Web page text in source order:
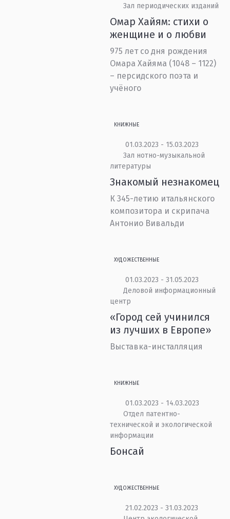
Зал периодических изданий
Омар Хайям: стихи о
женщине и о любви
975 лет со дня рождения
Омара Хайяма (1048 – 1122)
– персидского поэта и
учёного
КНИЖНЫЕ
01.03.2023 - 15.03.2023
Зал нотно-музыкальной
литературы
Знакомый незнакомец
К 345-летию итальянского
композитора и скрипача
Антонио Вивальди
ХУДОЖЕСТВЕННЫЕ
01.03.2023 - 31.05.2023
Деловой информационный
центр
«Город сей учинился
из лучших в Европе»
Выставка-инсталляция
КНИЖНЫЕ
01.03.2023 - 14.03.2023
Отдел патентно-
технической и экологической
информации
Бонсай
ХУДОЖЕСТВЕННЫЕ
21.02.2023 - 31.03.2023